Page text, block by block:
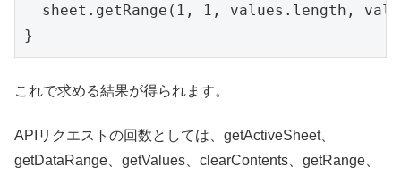
sheet.getRange(1, 1, values.length,
これで求める結果が得られます。
APIリクエストの回数としては、getActiveSheet、
getDataRange、getValues、clearContents、getRange、